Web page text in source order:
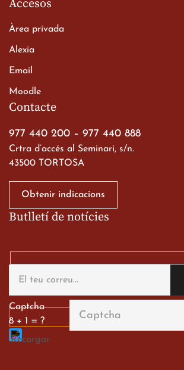
a les ciutats imperials
alumnes al Tortosa
English Festival
13 de març de 2026
Contacte
977 440 200 – 977 440 888
Crtra d’accés al Seminari, s/n.
43500 TORTOSA
Obtenir indicacions
Accesos
Àrea privada
Alexia
Email
Moodle
Butlletí de notícies
Captcha
8 + 1 = ?